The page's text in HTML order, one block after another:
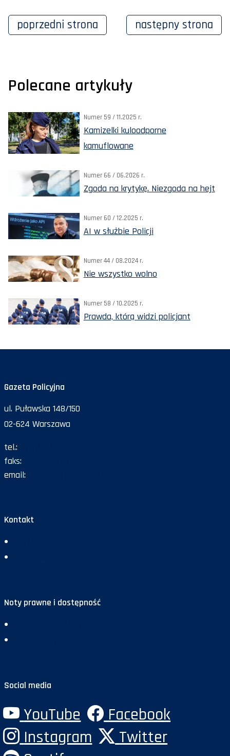
poprzedni strona następny strona
Polecane artykuły
Numer 59 / 11.2025 r.
Kamizelki kuloodporne
kamuflowane
Numer 66 / 06.2026 r.
Zgoda na krytykę. Niezgoda na hejt
Numer 60 / 12.2025 r.
AI w służbie Policji
Numer 44 / 08.2024 r.
Nie wszystko wolno
Numer 58 / 10.2025 r.
Prawda, którą widzi policjant
Gazeta Policyjna
ul. Puławska 148/150
02-624 Warszawa
tel.:
faks:
email:
Kontakt
Noty prawne i dostępność
Social media
YouTube
Facebook
Instagram
Twitter